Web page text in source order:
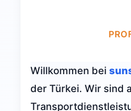
Willkommen bei
der Türkei. Wir sind